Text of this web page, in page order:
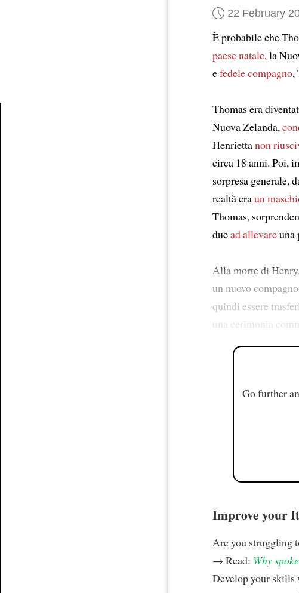
22 February
È probabile che
paese natale, la
efedele compagno,
Thomas era
Nuova Zelanda,
Henriettanon
circa 18 anni. Poi,
sorpresa generale,
realtà eraun
Thomas,
duead allevareuna
Alla morte di
un nuovo
quindi essere
una cerimonia
Go further
Improve your
Are you struggling
→ Read: Why
Develop your skills